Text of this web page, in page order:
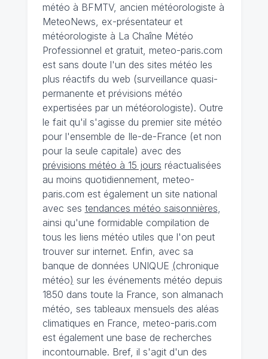
météo à BFMTV, ancien météorologiste à
MeteoNews, ex-présentateur et
météorologiste à La Chaîne Météo
Professionnel et gratuit, meteo-paris.com
est sans doute l'un des sites météo les
plus réactifs du web (surveillance quasi-
permanente et prévisions météo
expertisées par un météorologiste). Outre
le fait qu'il s'agisse du premier site météo
pour l'ensemble de Ile-de-France (et non
pour la seule capitale) avec des
prévisions météo à 15 jours réactualisées
au moins quotidiennement, meteo-
paris.com est également un site national
avec ses tendances météo saisonnières
ainsi qu'une formidable compilation de
tous les liens météo utiles que l'on peut
trouver sur internet. Enfin, avec sa
banque de données UNIQUE (chronique
météo) sur les événements météo depuis
1850 dans toute la France, son almanach
météo, ses tableaux mensuels des aléas
climatiques en France, meteo-paris.com
est également une base de recherches
incontournable. Bref, il s'agit d'un des